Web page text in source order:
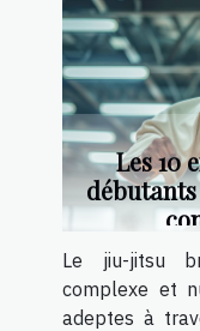
Les 10
Le jiu-jitsu
complexe et
adeptes à